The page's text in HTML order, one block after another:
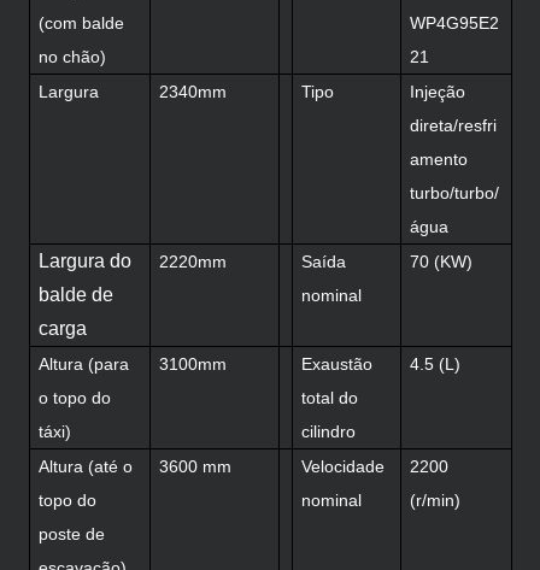
(com balde
no chão)
WP4G95E2
21
Largura
2340mm Tipo
Injeção
direta/resfri
amento
turbo/turbo/
água
Largura do
balde de
carga
2220mm
Saída
nominal
70 (KW)
Altura (para
o topo do
táxi)
3100mm
Exaustão
total do
cilindro
4.5 (L)
Altura (até o
topo do
poste de
3600 mm
Velocidade
nominal
2200
(r/min)